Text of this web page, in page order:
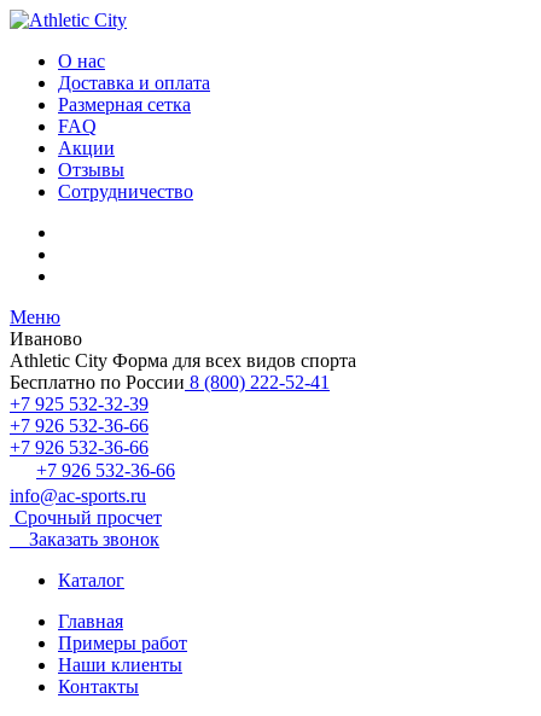
О нас
Доставка и оплата
Размерная сетка
FAQ
Акции
Отзывы
Сотрудничество
Меню
Иваново
Athletic City Форма для всех видов спорта
Бесплатно по России 8 (800) 222-52-41
+7 925 532-32-39
+7 926 532-36-66
+7 926 532-36-66
+7 926 532-36-66
info@ac-sports.ru
Срочный просчет
Заказать звонок
Каталог
Главная
Примеры работ
Наши клиенты
Контакты